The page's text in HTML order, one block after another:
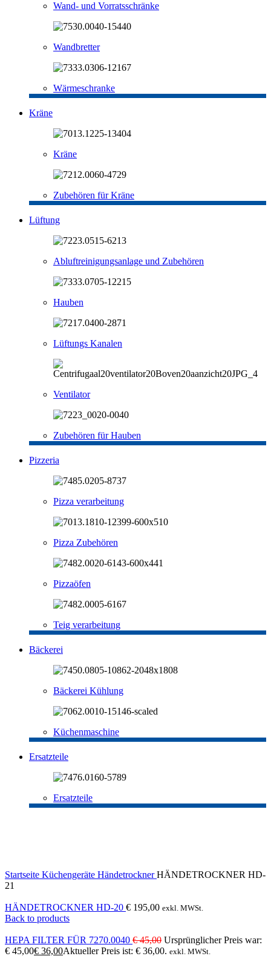
Wand- und Vorratsschränke
Wandbretter
Wärmeschranke
Kräne
Kräne
Zubehören für Kräne
Lüftung
Abluftreinigungsanlage und Zubehören
Hauben
Lüftungs Kanalen
Ventilator
Zubehören für Hauben
Pizzeria
Pizza verarbeitung
Pizza Zubehören
Pizzaöfen
Teig verarbeitung
Bäckerei
Bäckerei Kühlung
Küchenmaschine
Ersatzteile
Ersatzteile
Startseite Küchengeräte HändetrocknerHÄNDETROCKNER HD-
21
HÄNDETROCKNER HD-20 € 195,00 exkl. MWSt.
Back to products
HEPA FILTER FÜR 7270.0040 €45,00 Ursprünglicher Preis war:
€ 45,00€ 36,00Aktueller Preis ist: € 36,00. exkl. MWSt.